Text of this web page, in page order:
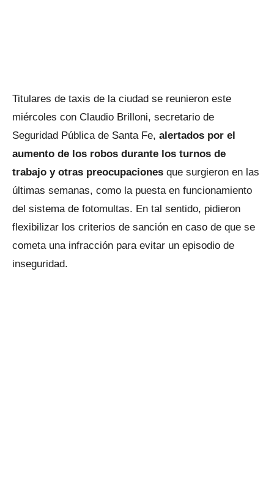
Titulares de taxis de la ciudad se reunieron este
miércoles con Claudio Brilloni, secretario de
Seguridad Pública de Santa Fe, alertados por el
aumento de los robos durante los turnos de
trabajo y otras preocupaciones que surgieron en las
últimas semanas, como la puesta en funcionamiento
del sistema de fotomultas. En tal sentido, pidieron
flexibilizar los criterios de sanción en caso de que se
cometa una infracción para evitar un episodio de
inseguridad.